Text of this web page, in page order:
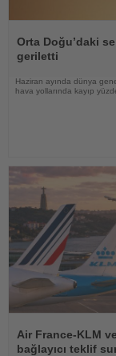
Oku
Orta Doğu’daki
geriletti
Haziran ayında dünya
hava yollarında kayıp
Oku
Air France-KLM
bağlayıcı teklif